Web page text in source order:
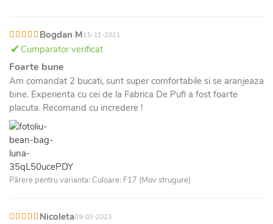
Bogdan M15-11-2021
Cumparator verificat
Foarte bune
Am comandat 2 bucati, sunt super comfortabile si se aranjeaza
bine. Experienta cu cei de la Fabrica De Pufi a fost foarte
placuta. Recomand cu incredere !
Părere pentru varianta: Culoare: F17 (Mov strugure)
Nicoleta09-03-2023